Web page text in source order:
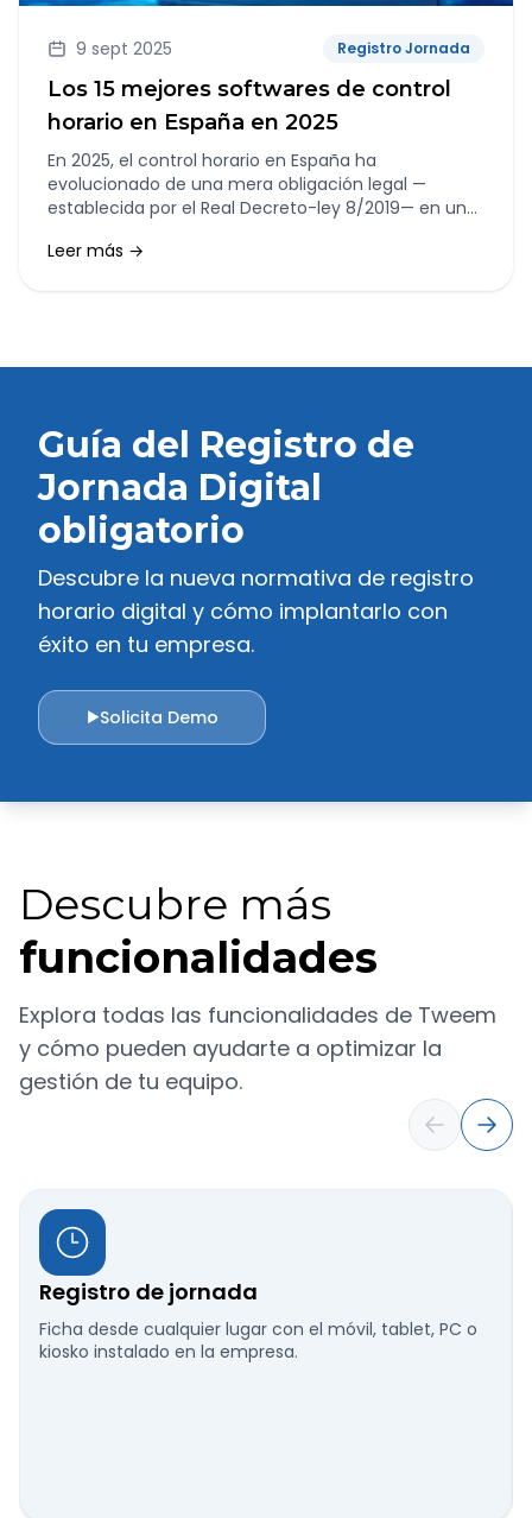
9 sept 2025 Registro Jornada
Los 15 mejores softwares de control
horario en España en 2025
En 2025, el control horario en España ha
evolucionado de una mera obligación legal —
establecida por el Real Decreto-ley 8/2019— en una
Leer más →
Guía del Registro de
Jornada Digital
obligatorio
Descubre la nueva normativa de registro
horario digital y cómo implantarlo con
éxito en tu empresa.
▶Solicita Demo
Descubre más
funcionalidades
Explora todas las funcionalidades de Tweem
y cómo pueden ayudarte a optimizar la
gestión de tu equipo.
Registro de jornada
Ficha desde cualquier lugar con el móvil, tablet, PC o
kiosko instalado en la empresa.